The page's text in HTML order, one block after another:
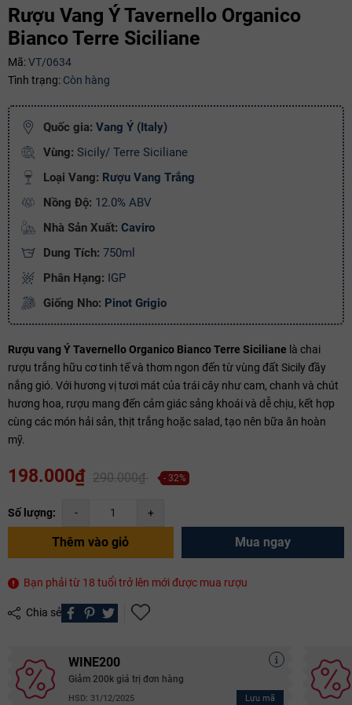
Rượu Vang Ý Tavernello Organico
Bianco Terre Siciliane
Mã:VT/0634
Tình trạng: Còn hàng
Quốc gia: Vang Ý (Italy)
Vùng: Sicily/ Terre Siciliane
Loại Vang: Rượu Vang Trắng
Nồng Độ: 12.0% ABV
Nhà Sản Xuất: Caviro
Dung Tích: 750ml
Phân Hạng: IGP
Giống Nho: Pinot Grigio
Rượu vang Ý Tavernello Organico Bianco Terre Siciliane là chai
rượu trắng hữu cơ tinh tế và thơm ngon đến từ vùng đất Sicily đầy
nắng gió. Với hương vị tươi mát của trái cây như cam, chanh và chút
hương hoa, rượu mang đến cảm giác sảng khoái và dễ chịu, kết hợp
cùng các món hải sản, thịt trắng hoặc salad, tạo nên bữa ăn hoàn
mỹ.
198.000₫ 290.000₫ - 32%
Số lượng: - +
Thêm vào giỏ Mua ngay
Bạn phải từ 18 tuổi trở lên mới được mua rượu
Chia sẻ
WINE200
Giảm 200k giá trị đơn hàng
HSD: 31/12/2025 Lưu mã
Mã giảm giá:
Ngày hết hạn:
Điều kiện:
Copy mã và nhập mã ở trang THANH TOÁN